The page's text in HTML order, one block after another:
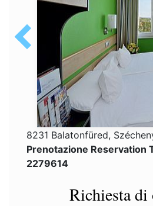
8231 Balatonfüred,
Prenotazione Reservation
2279614
Richiesta di